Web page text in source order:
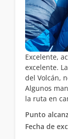
Excelente,
excelente.
del Volcán,
Algunos
la ruta en
Punto
Fecha de